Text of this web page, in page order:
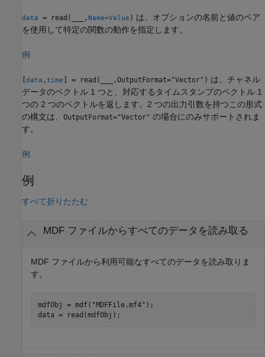
data = read( ,Name=Value ) は、オプションの名前と値のペア
を使用して特定の関数の動作を指定します。
例
[data ,time ] = read( ,OutputFormat="Vector") は、チャネル
データのベクトル 1 つと、対応するタイムスタンプのベクトル 1
つの 2 つのベクトルを返します。2 つの出力引数を持つこの形式
の構文は、 OutputFormat="Vector" の場合にのみサポートされま
す。
例
例
すべて折りたたむ
MDF ファイルからすべてのデータを読み取る
MDF ファイルから利用可能なすべてのデータを読み取りま
す。
mdfObj = mdf( "MDFFile.mf4" );
data = read(mdfObj);